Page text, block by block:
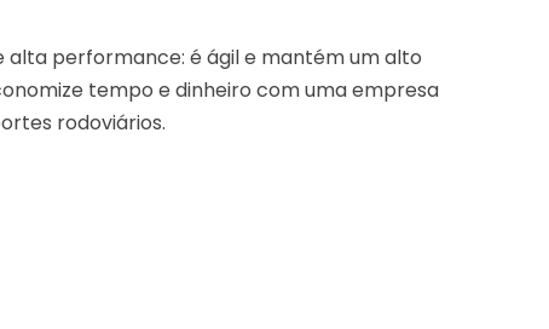
alta performance: é ágil e mantém um alto
tempo e dinheiro com uma empresa
rodoviários.